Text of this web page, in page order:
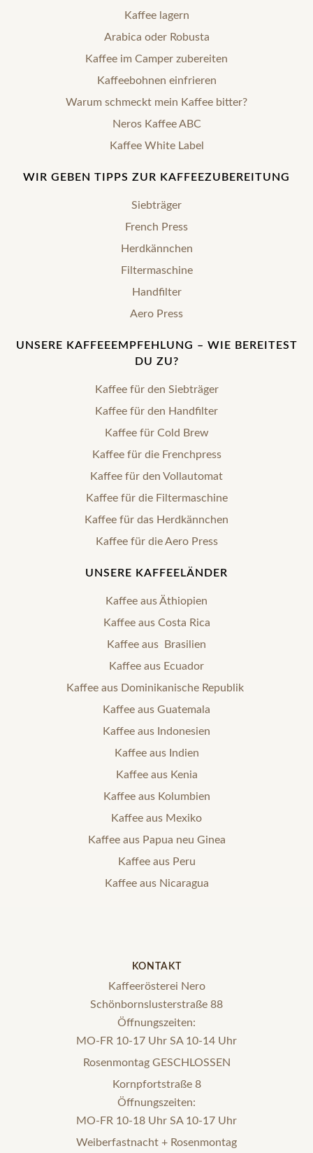
Kaffee lagern
Arabica oder Robusta
Kaffee im Camper zubereiten
Kaffeebohnen einfrieren
Warum schmeckt mein Kaffee bitter?
Neros Kaffee ABC
Kaffee White Label
WIR GEBEN TIPPS ZUR KAFFEEZUBEREITUNG
Siebträger
French Press
Herdkännchen
Filtermaschine
Handfilter
Aero Press
UNSERE KAFFEEEMPFEHLUNG – WIE BEREITEST
DU ZU?
Kaffee für den Siebträger
Kaffee für den Handfilter
Kaffee für Cold Brew
Kaffee für die Frenchpress
Kaffee für den Vollautomat
Kaffee für die Filtermaschine
Kaffee für das Herdkännchen
Kaffee für die Aero Press
UNSERE KAFFEELÄNDER
Kaffee aus Äthiopien
Kaffee aus Costa Rica
Kaffee aus Brasilien
Kaffee aus Ecuador
Kaffee aus Dominikanische Republik
Kaffee aus Guatemala
Kaffee aus Indonesien
Kaffee aus Indien
Kaffee aus Kenia
Kaffee aus Kolumbien
Kaffee aus Mexiko
Kaffee aus Papua neu Ginea
Kaffee aus Peru
Kaffee aus Nicaragua
KONTAKT
Kaffeerösterei Nero
Schönbornslusterstraße 88
Öffnungszeiten:
MO-FR 10-17 Uhr SA 10-14 Uhr
Rosenmontag GESCHLOSSEN
Kornpfortstraße 8
Öffnungszeiten:
MO-FR 10-18 Uhr SA 10-17 Uhr
Weiberfastnacht + Rosenmontag